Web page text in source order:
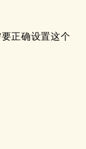
正确设置这个